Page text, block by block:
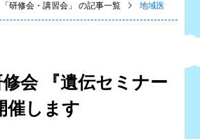
「研修会・講習会」 の記事一覧 地域医療研修
会 『遺伝セミナー
催します